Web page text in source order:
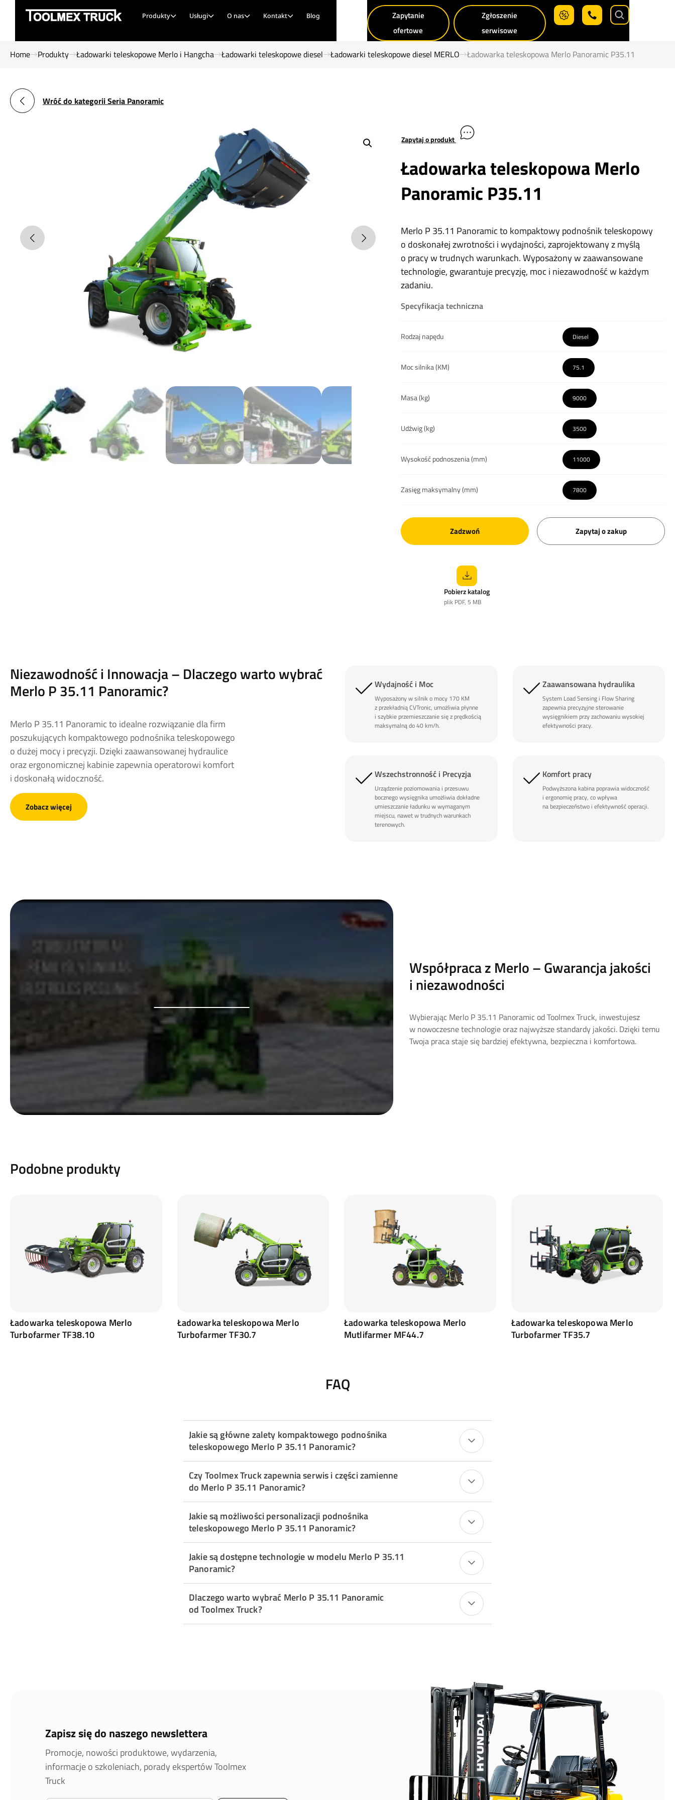
Produkty Usługi O nas Kontakt Blog
Zapytanie
ofertowe
Zgłoszenie
serwisowe
Search
Home Produkty Ładowarki teleskopowe Merlo i Hangcha Ładowarki teleskopowe diesel Ładowarki teleskopowe diesel MERLO Ładowarka teleskopowa Merlo Panoramic P35.11
Wróć do kategorii Seria Panoramic
Zapytaj o produkt
Ładowarka teleskopowa Merlo
Panoramic P35.11
Merlo P 35.11 Panoramic to kompaktowy podnośnik teleskopowy
o doskonałej zwrotności i wydajności, zaprojektowany z myślą
o pracy w trudnych warunkach. Wyposażony w zaawansowane
technologie, gwarantuje precyzję, moc i niezawodność w każdym
zadaniu.
Specyfikacja techniczna
Rodzaj napędu Diesel
Moc silnika (KM) 75.1
Masa (kg) 9000
Udźwig (kg) 3500
Wysokość podnoszenia (mm) 11000
Zasięg maksymalny (mm) 7800
Zadzwoń Zapytaj o zakup
Pobierz katalog
plik PDF, 5 MB
Niezawodność i Innowacja – Dlaczego warto wybrać
Merlo P 35.11 Panoramic?
Merlo P 35.11 Panoramic to idealne rozwiązanie dla firm
poszukujących kompaktowego podnośnika teleskopowego
o dużej mocy i precyzji. Dzięki zaawansowanej hydraulice
oraz ergonomicznej kabinie zapewnia operatorowi komfort
i doskonałą widoczność.
Zobacz więcej
Wydajność i Moc
Wyposażony w silnik o mocy 170 KM
z przekładnią CVTronic, umożliwia płynne
i szybkie przemieszczanie się z prędkością
maksymalną do 40 km/h.
Zaawansowana hydraulika
System Load Sensing i Flow Sharing
zapewnia precyzyjne sterowanie
wysięgnikiem przy zachowaniu wysokiej
efektywności pracy.
Wszechstronność i Precyzja
Urządzenie poziomowania i przesuwu
bocznego wysięgnika umożliwia dokładne
umieszczanie ładunku w wymaganym
miejscu, nawet w trudnych warunkach
terenowych.
Komfort pracy
Podwyższona kabina poprawia widoczność
i ergonomię pracy, co wpływa
na bezpieczeństwo i efektywność operacji.
Współpraca z Merlo – Gwarancja jakości
i niezawodności
Wybierając Merlo P 35.11 Panoramic od Toolmex Truck, inwestujesz
w nowoczesne technologie oraz najwyższe standardy jakości. Dzięki temu
Twoja praca staje się bardziej efektywna, bezpieczna i komfortowa.
Podobne produkty
Ładowarka teleskopowa Merlo
Turbofarmer TF38.10
Ładowarka teleskopowa Merlo
Turbofarmer TF30.7
Ładowarka teleskopowa Merlo
Mutlifarmer MF44.7
Ładowarka teleskopowa Merlo
Turbofarmer TF35.7
FAQ
Jakie są główne zalety kompaktowego podnośnika
teleskopowego Merlo P 35.11 Panoramic?
Czy Toolmex Truck zapewnia serwis i części zamienne
do Merlo P 35.11 Panoramic?
Jakie są możliwości personalizacji podnośnika
teleskopowego Merlo P 35.11 Panoramic?
Jakie są dostępne technologie w modelu Merlo P 35.11
Panoramic?
Dlaczego warto wybrać Merlo P 35.11 Panoramic
od Toolmex Truck?
Zapisz się do naszego newslettera
Promocje, nowości produktowe, wydarzenia,
informacje o szkoleniach, porady ekspertów Toolmex
Truck